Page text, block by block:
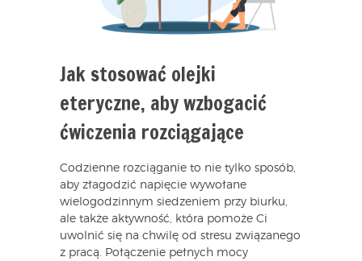
Jak stosować olejki
eteryczne, aby wzbogacić
ćwiczenia rozciągające
Codzienne rozciąganie to nie tylko sposób,
aby złagodzić napięcie wywołane
wielogodzinnym siedzeniem przy biurku,
ale także aktywność, która pomoże Ci
uwolnić się na chwilę od stresu związanego
z pracą. Połączenie pełnych mocy